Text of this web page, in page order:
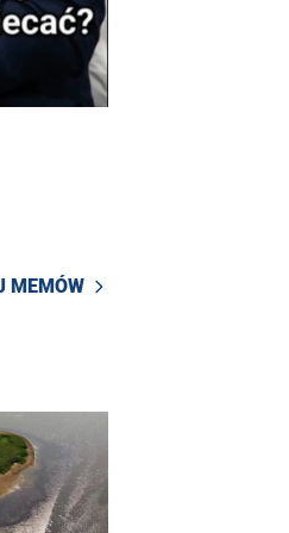
MEMÓW